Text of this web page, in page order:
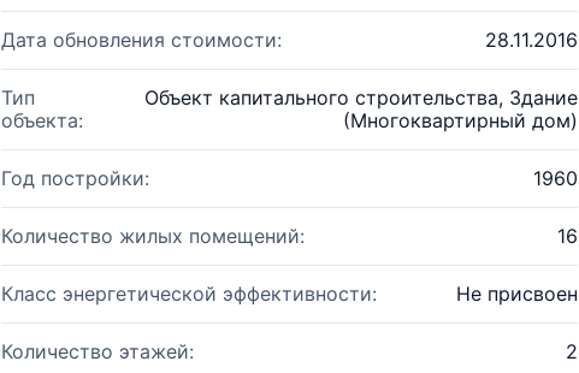
Дата обновления стоимости: 28.11.2016
Тип
объекта:
Объект капитального строительства, Здание
(Многоквартирный дом)
Год постройки: 1960
Количество жилых помещений: 16
Класс энергетической эффективности: Не присвоен
Количество этажей: 2